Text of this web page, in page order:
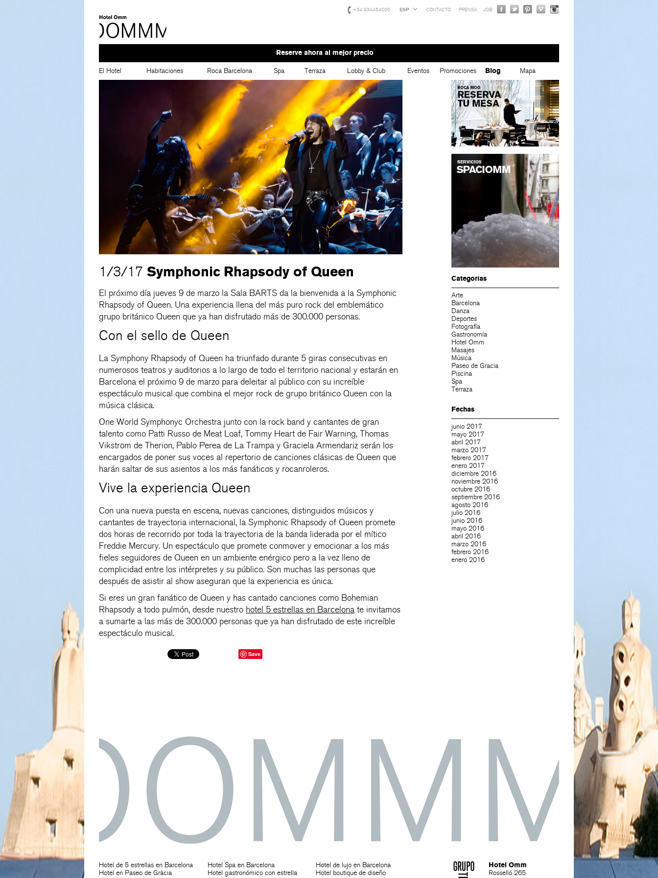
+34 934454000 ESP CONTACTO PRENSA JOB
Reserve ahora al mejor precio
El Hotel Habitaciones Roca Barcelona Spa Terraza Lobby & Club Eventos Promociones Blog Mapa
1/3/17 Symphonic Rhapsody of Queen
El próximo día jueves 9 de marzo la Sala BARTS da la bienvenida a la Symphonic
Rhapsody of Queen. Una experiencia llena del más puro rock del emblemático
grupo británico Queen que ya han disfrutado más de 300.000 personas.
Con el sello de Queen
La Symphony Rhapsody of Queen ha triunfado durante 5 giras consecutivas en
numerosos teatros y auditorios a lo largo de todo el territorio nacional y estarán en
Barcelona el próximo 9 de marzo para deleitar al público con su increíble
espectáculo musical que combina el mejor rock de grupo británico Queen con la
música clásica.
One World Symphonyc Orchestra junto con la rock band y cantantes de gran
talento como Patti Russo de Meat Loaf, Tommy Heart de Fair Warning, Thomas
Vikström de Therion, Pablo Perea de La Trampa y Graciela Armendariz serán los
encargados de poner sus voces al repertorio de canciones clásicas de Queen que
harán saltar de sus asientos a los más fanáticos y rocanroleros.
Vive la experiencia Queen
Con una nueva puesta en escena, nuevas canciones, distinguidos músicos y
cantantes de trayectoria internacional, la Symphonic Rhapsody of Queen promete
dos horas de recorrido por toda la trayectoria de la banda liderada por el mítico
Freddie Mercury. Un espectáculo que promete conmover y emocionar a los más
fieles seguidores de Queen en un ambiente enérgico pero a la vez lleno de
complicidad entre los intérpretes y su público. Son muchas las personas que
después de asistir al show aseguran que la experiencia es única.
Si eres un gran fanático de Queen y has cantado canciones como Bohemian
Rhapsody a todo pulmón, desde nuestro hotel 5 estrellas en Barcelona te invitamos
a sumarte a las más de 300.000 personas que ya han disfrutado de este increíble
espectáculo musical.
Save
Categorías
Arte
Barcelona
Danza
Deportes
Fotografía
Gastronomía
Hotel Omm
Masajes
Música
Paseo de Gracia
Piscina
Spa
Terraza
Fechas
junio 2017
mayo 2017
abril 2017
marzo 2017
febrero 2017
enero 2017
diciembre 2016
noviembre 2016
octubre 2016
septiembre 2016
agosto 2016
julio 2016
junio 2016
mayo 2016
abril 2016
marzo 2016
febrero 2016
enero 2016
Hotel de 5 estrellas en Barcelona
Hotel en Paseo de Gràcia
Hotel Spa en Barcelona
Hotel gastronómico con estrella
Hotel de lujo en Barcelona
Hotel boutique de diseño
Hotel Omm
Rosselló 265